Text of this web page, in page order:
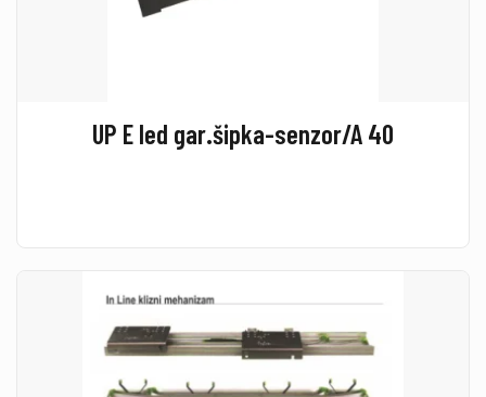
UP E led gar.šipka-senzor/A 40